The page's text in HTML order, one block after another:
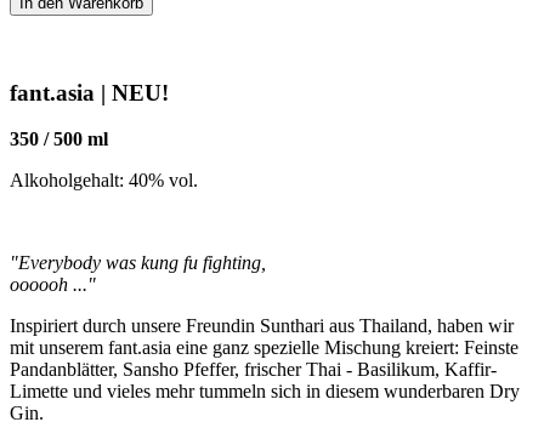
fant.asia | NEU!
350 / 500 ml
Alkoholgehalt: 40% vol.
"Everybody was kung fu fighting,
oooooh ..."
Inspiriert durch unsere Freundin Sunthari aus Thailand, haben wir
mit unserem fant.asia eine ganz spezielle Mischung kreiert: Feinste
Pandanblätter, Sansho Pfeffer, frischer Thai - Basilikum, Kaffir-
Limette und vieles mehr tummeln sich in diesem wunderbaren Dry
Gin.